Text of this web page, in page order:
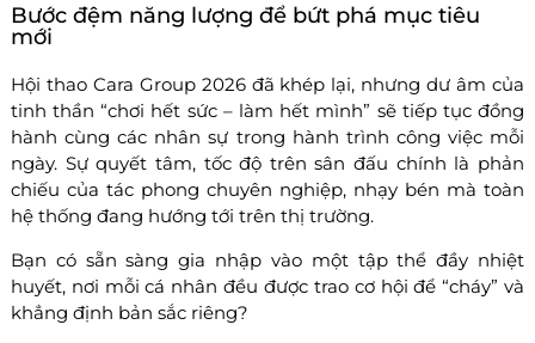
Bước đệm năng lượng để bứt phá mục tiêu
mới
Hội thao Cara Group 2026 đã khép lại, nhưng dư âm của
tinh thần “chơi hết sức – làm hết mình” sẽ tiếp tục đồng
hành cùng các nhân sự trong hành trình công việc mỗi
ngày. Sự quyết tâm, tốc độ trên sân đấu chính là phản
chiếu của tác phong chuyên nghiệp, nhạy bén mà toàn
hệ thống đang hướng tới trên thị trường.
Bạn có sẵn sàng gia nhập vào một tập thể đầy nhiệt
huyết, nơi mỗi cá nhân đều được trao cơ hội để “cháy” và
khẳng định bản sắc riêng?